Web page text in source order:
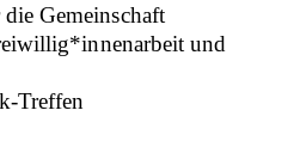
Gemeinschaft
und
Treffen